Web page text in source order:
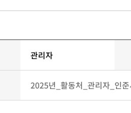
관리자
2025년_활동처_관리자_인